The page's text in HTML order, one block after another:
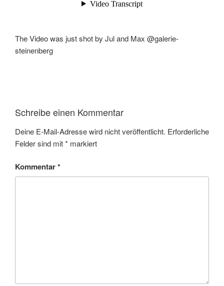
The Video was just shot by Jul and Max @galerie-
steinenberg
Schreibe einen Kommentar
Deine E-Mail-Adresse wird nicht veröffentlicht. Erforderliche
Felder sind mit* markiert
Kommentar*